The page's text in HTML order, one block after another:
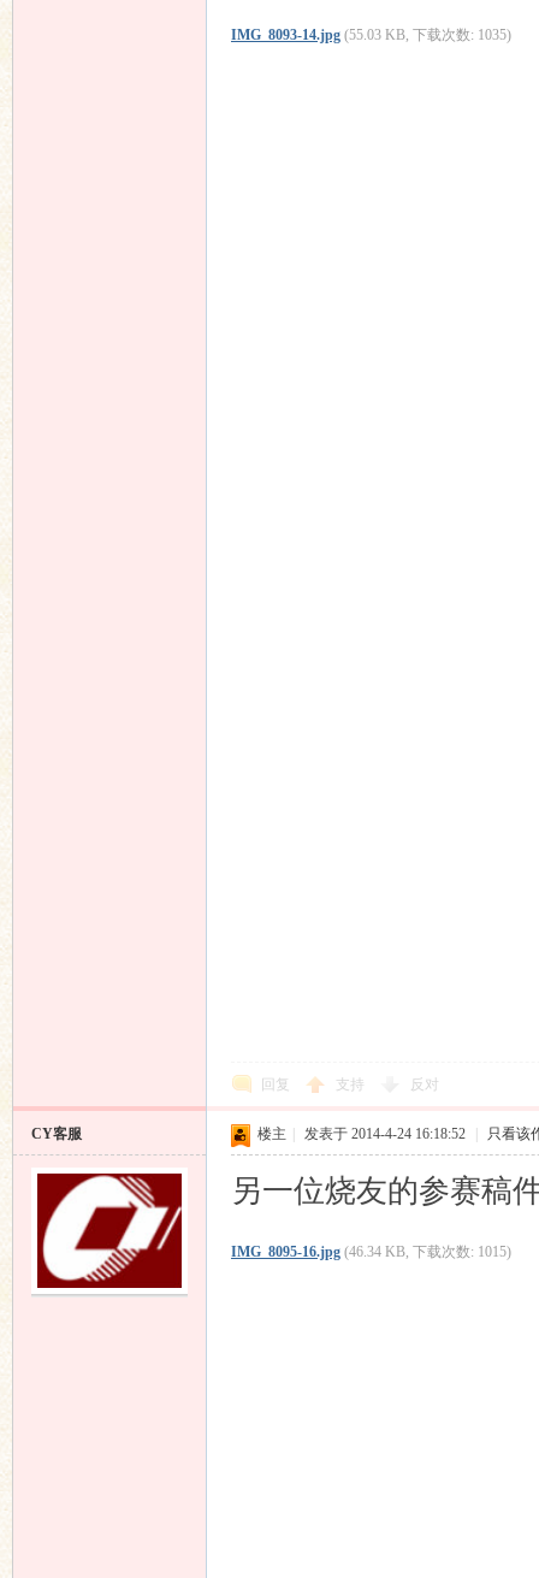
IMG_8093-14.jpg (55.03 KB, 下载次数: 1035)
回复 支持 反对
CY客服 楼主 发表于 2014-4-24 16:18:52 只看该
另一位烧友的参赛稿
IMG_8095-16.jpg (46.34 KB, 下载次数: 1015)